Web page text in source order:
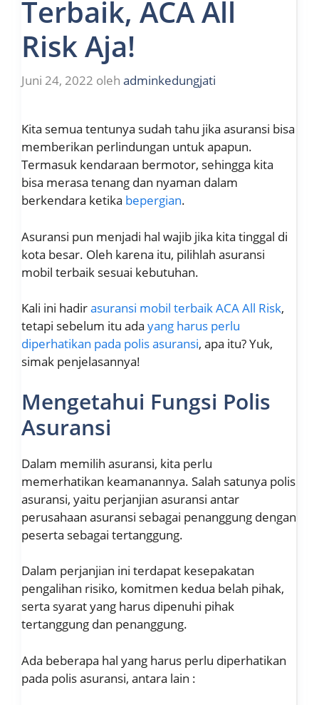
Terbaik, ACA All
Risk Aja!
Juni 24, 2022 oleh adminkedungjati
Kita semua tentunya sudah tahu jika asuransi bisa
memberikan perlindungan untuk apapun.
Termasuk kendaraan bermotor, sehingga kita
bisa merasa tenang dan nyaman dalam
berkendara ketika bepergian.
Asuransi pun menjadi hal wajib jika kita tinggal di
kota besar. Oleh karena itu, pilihlah asuransi
mobil terbaik sesuai kebutuhan.
Kali ini hadirasuransi mobil terbaik ACA All Risk,
tetapi sebelum itu ada yang harus perlu
diperhatikan pada polis asuransi, apa itu? Yuk,
simak penjelasannya!
Mengetahui Fungsi Polis
Asuransi
Dalam memilih asuransi, kita perlu
memerhatikan keamanannya. Salah satunya polis
asuransi, yaitu perjanjian asuransi antar
perusahaan asuransi sebagai penanggung dengan
peserta sebagai tertanggung.
Dalam perjanjian ini terdapat kesepakatan
pengalihan risiko, komitmen kedua belah pihak,
serta syarat yang harus dipenuhi pihak
tertanggung dan penanggung.
Ada beberapa hal yang harus perlu diperhatikan
pada polis asuransi, antara lain :